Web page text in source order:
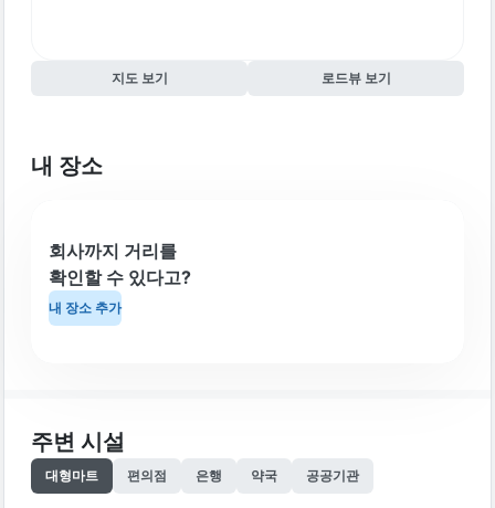
지도 보기 로드뷰 보기
내 장소
회사까지 거리를
확인할 수 있다고?
내 장소 추가
주변 시설
대형마트 편의점 은행 약국 공공기관